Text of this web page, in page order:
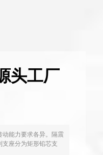
头工厂
动能力要求各异。隔震
座分为矩形铅芯支